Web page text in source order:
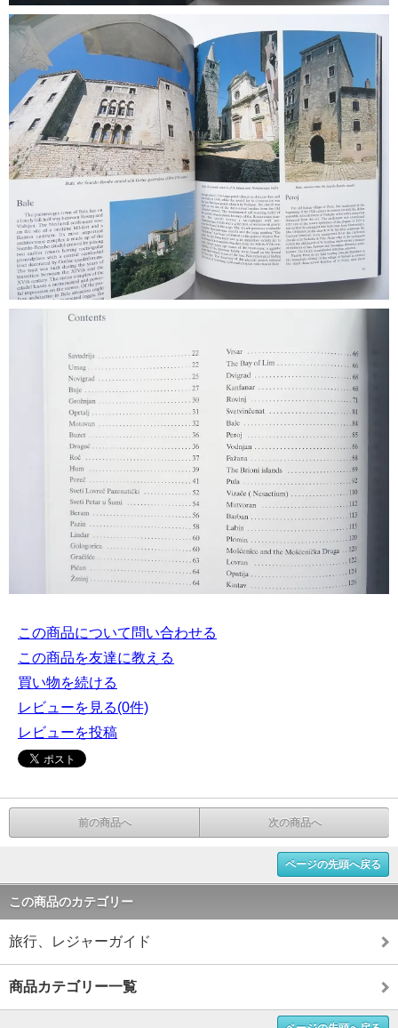
この商品について問い合わせる
この商品を友達に教える
買い物を続ける
レビューを見る(0件)
レビューを投稿
前の商品へ 次の商品へ
ページの先頭へ戻る
この商品のカテゴリー
旅行、レジャーガイド
商品カテゴリー一覧